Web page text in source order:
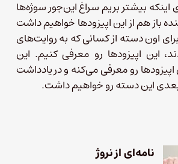
اینکه بیشتر بریم سراغ این‌جور سوژه‌ها
باز هم از این اپیزودها خواهیم داشت
اون دسته از کسانی که به روایت‌های
این اپیزودها رو معرفی کنیم. این
اپیزودها رو معرفی می‌کنه و در یادداشت
این دسته رو خواهیم داشت.
نامه‌ای از نروژ